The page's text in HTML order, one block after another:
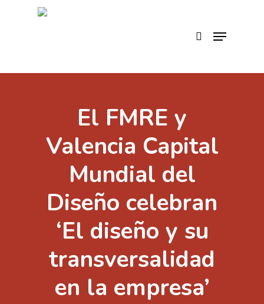
Menu
El FMRE y
Valencia Capital
Mundial del
Diseño celebran
‘El diseño y su
transversalidad
en la empresa’